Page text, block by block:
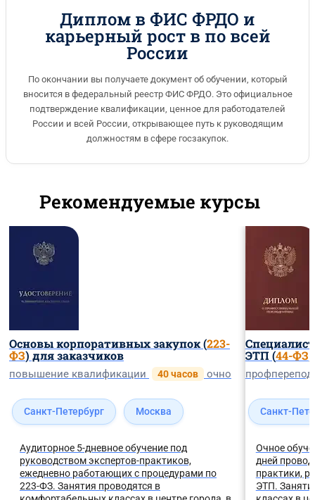
Диплом в ФИС ФРДО и
карьерный рост в по всей
России
По окончании вы получаете документ об обучении, который
вносится в федеральный реестр ФИС ФРДО. Это официальное
подтверждение квалификации, ценное для работодателей
России и всей России, открывающее путь к руководящим
должностям в сфере госзакупок.
Рекомендуемые курсы
Основы корпоративных закупок (223-
ФЗ) для заказчиков
повышение квалификации 40 часов очно
Санкт-Петербург Москва
Аудиторное 5-дневное обучение под
руководством экспертов-практиков,
ежедневно работающих с процедурами по
223-ФЗ. Занятия проводятся в
ЭТП (44-ФЗ
Санкт-
Очное
дней
практики,
ЭТП.